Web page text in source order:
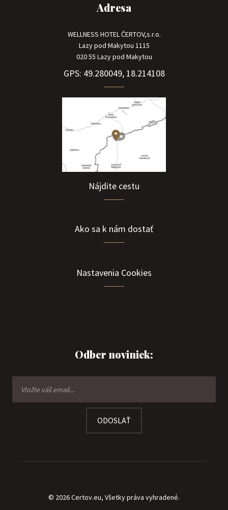
Adresa
WELLNESS HOTEL ČERTOV,s.r.o.
Lazy pod Makytou 1115
020 55 Lazy pod Makytou
GPS: 49.280049, 18.214108
Nájdite cestu
Ako sa k nám dostať
Nastavenia Cookies
Odber noviniek:
ODOSLAŤ
© 2026 Certov.eu, Všetky práva vyhradené.